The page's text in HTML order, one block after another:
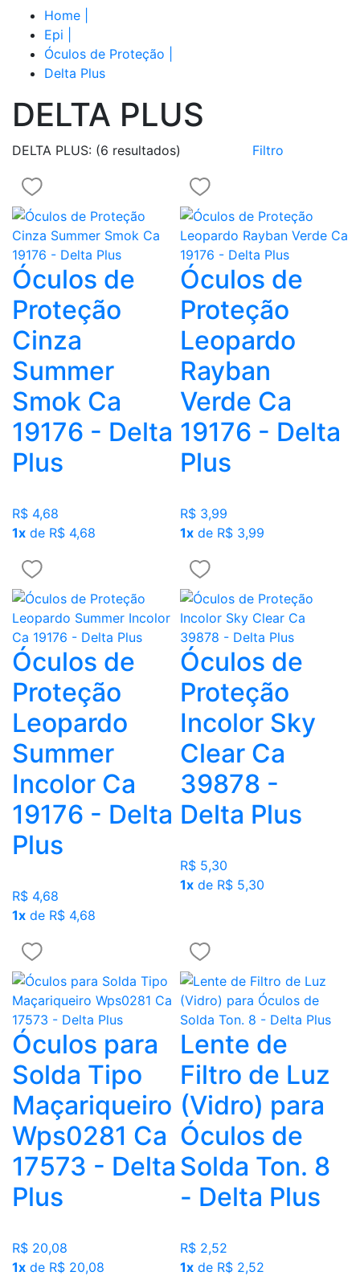
Home
Epi
Óculos de Proteção
Delta Plus
DELTA PLUS
DELTA PLUS: (6 resultados) Filtro
Óculos de
Proteção
Cinza
Summer
Smok Ca
19176 - Delta
Plus
R$ 4,68
1x de R$ 4,68
Óculos de
Proteção
Leopardo
Rayban
Verde Ca
19176 - Delta
Plus
R$ 3,99
1x de R$ 3,99
Óculos de
Proteção
Leopardo
Summer
Incolor Ca
19176 - Delta
Plus
R$ 4,68
1x de R$ 4,68
Óculos de
Proteção
Incolor Sky
Clear Ca
39878 -
Delta Plus
R$ 5,30
1x de R$ 5,30
Óculos para
Solda Tipo
Maçariqueiro
Wps0281 Ca
17573 - Delta
Plus
R$ 20,08
1x de R$ 20,08
Lente de
Filtro de Luz
(Vidro) para
Óculos de
Solda Ton. 8
- Delta Plus
R$ 2,52
1x de R$ 2,52